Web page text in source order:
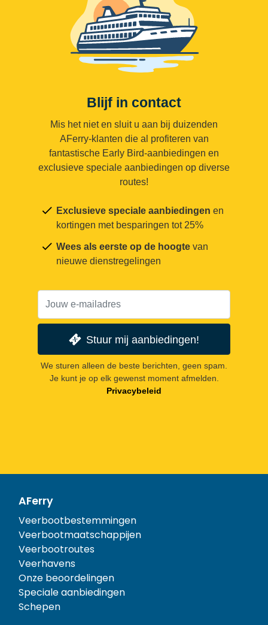
Blijf in contact
Mis het niet en sluit u aan bij duizenden
AFerry-klanten die al profiteren van
fantastische Early Bird-aanbiedingen en
exclusieve speciale aanbiedingen op diverse
routes!
Exclusieve speciale aanbiedingen en
kortingen met besparingen tot 25%
Wees als eerste op de hoogte van
nieuwe dienstregelingen
Stuur mij aanbiedingen!
We sturen alleen de beste berichten, geen spam.
Je kunt je op elk gewenst moment afmelden.
Privacybeleid
AFerry
Veerbootbestemmingen
Veerbootmaatschappijen
Veerbootroutes
Veerhavens
Onze beoordelingen
Speciale aanbiedingen
Schepen